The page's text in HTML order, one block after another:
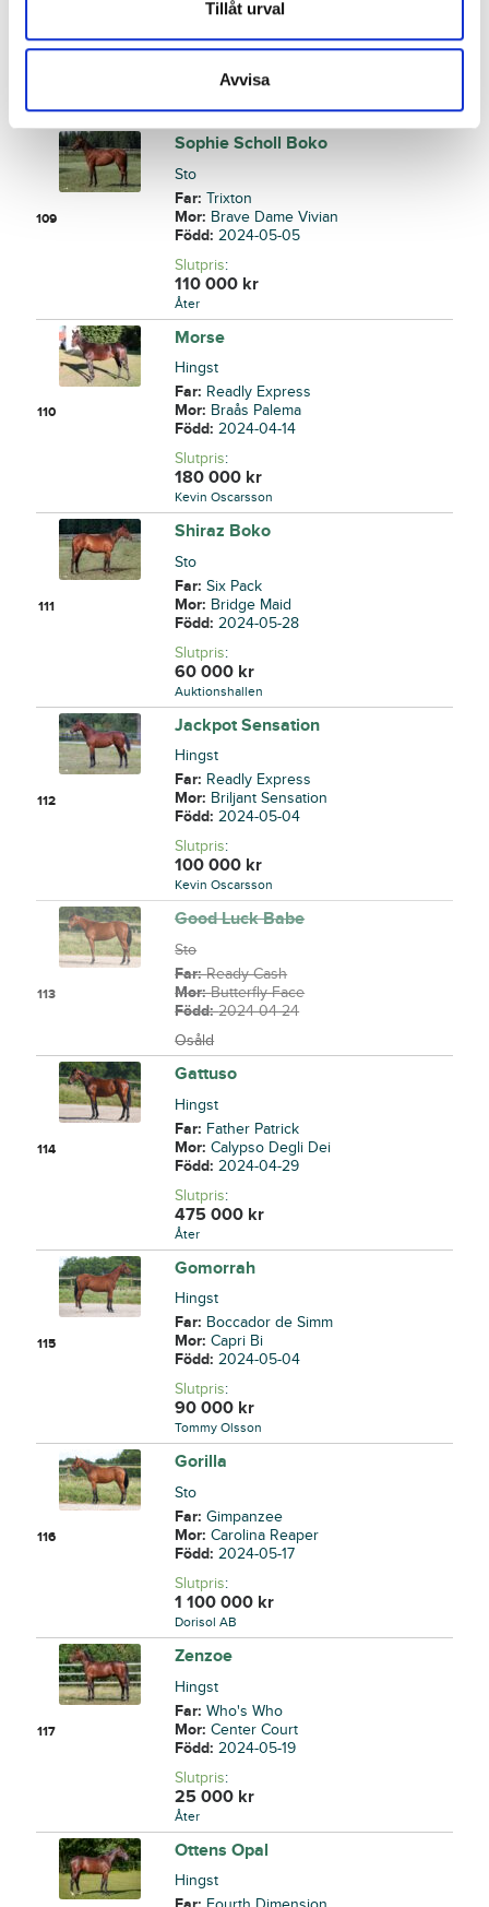
Tillåt urval
Avvisa
Född:2024-05-02
Slutpris:
325 000kr
Hjelte Restaurang AB
109
Sophie Scholl Boko
Sto
Far:Trixton
Mor: Brave Dame Vivian
Född:2024-05-05
Slutpris:
110 000 kr
Åter
110
Morse
Hingst
Far: Readly Express
Mor: Braås Palema
Född:2024-04-14
Slutpris:
180 000 kr
Kevin Oscarsson
111
Shiraz Boko
Sto
Far:Six Pack
Mor: Bridge Maid
Född:2024-05-28
Slutpris:
60 000 kr
Auktionshallen
112
Jackpot Sensation
Hingst
Far: Readly Express
Mor: Briljant Sensation
Född:2024-05-04
Slutpris:
100 000 kr
Kevin Oscarsson
113
Good Luck Babe
Sto
Far:Ready Cash
Mor:Butterfly Face
Född:2024-04-24
Osåld
114
Gattuso
Hingst
Far: Father Patrick
Mor:Calypso Degli Dei
Född:2024-04-29
Slutpris:
475 000 kr
Åter
115
Gomorrah
Hingst
Far: Boccador de Simm
Mor:Capri Bi
Född:2024-05-04
Slutpris:
90 000 kr
Tommy Olsson
116
Gorilla
Sto
Far:Gimpanzee
Mor:Carolina Reaper
Född:2024-05-17
Slutpris:
1 100 000 kr
Dorisol AB
117
Zenzoe
Hingst
Far:Who's Who
Mor:Center Court
Född:2024-05-19
Slutpris:
25 000 kr
Åter
Ottens Opal
Hingst